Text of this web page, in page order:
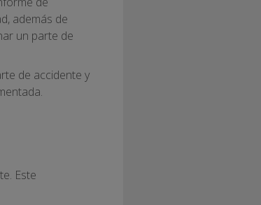
además de
un parte de
de accidente y
Este